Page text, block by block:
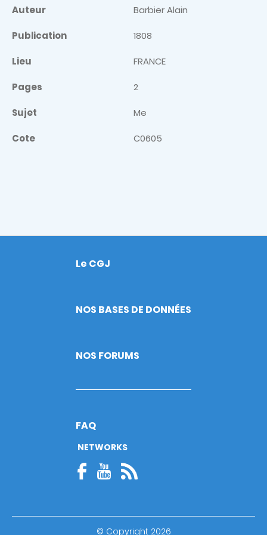
Auteur Barbier Alain
Publication 1808
Lieu FRANCE
Pages 2
Sujet Me
Cote C0605
Footer
Le CGJ
NOS BASES DE DONNÉES
NOS FORUMS
FAQ
NETWORKS
© Copyright 2026